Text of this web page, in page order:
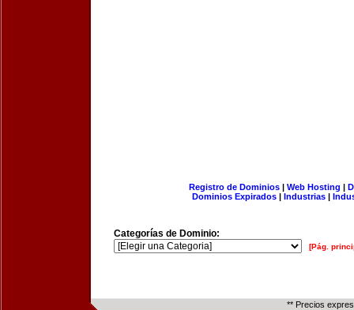
Registro de Dominios| Web Hosting |
Dominios Expirados | Industrias |
Categorías de Dominio:
[Pág.
** Precios